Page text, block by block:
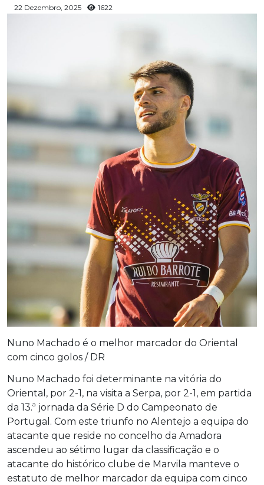
22 Dezembro, 2025 1622
Nuno Machado é o melhor marcador do Oriental
com cinco golos / DR
Nuno Machado foi determinante na vitória do
Oriental, por 2-1, na visita a Serpa, por 2-1, em partida
da 13.ª jornada da Série D do Campeonato de
Portugal. Com este triunfo no Alentejo a equipa do
atacante que reside no concelho da Amadora
ascendeu ao sétimo lugar da classificação e o
atacante do histórico clube de Marvila manteve o
estatuto de melhor marcador da equipa com cinco